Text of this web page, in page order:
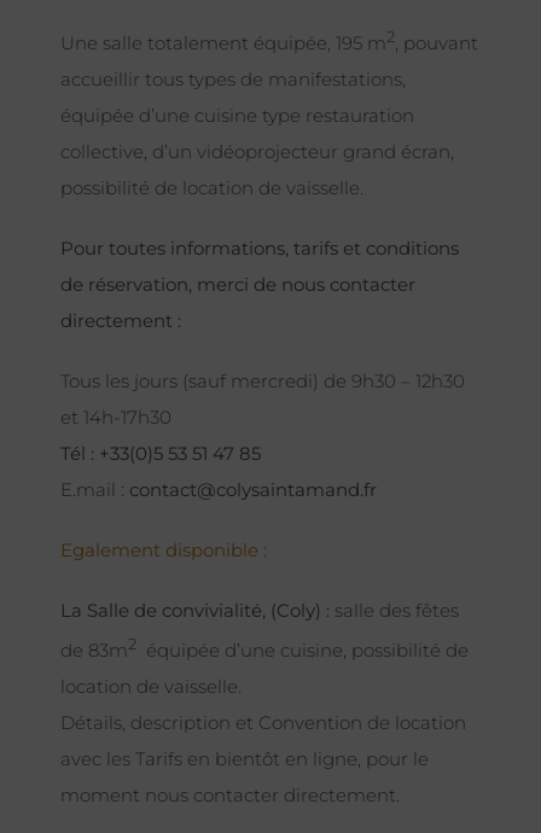
Une salle totalement équipée, 195 m2, pouvant
accueillir tous types de manifestations,
équipée d’une cuisine type restauration
collective, d’un vidéoprojecteur grand écran,
possibilité de location de vaisselle.
Pour toutes informations, tarifs et conditions
de réservation, merci de nous contacter
directement :
Tous les jours (sauf mercredi) de 9h30 – 12h30
et 14h-17h30
Tél : +33(0)5 53 51 47 85
E.mail : contact@colysaintamand.fr
Egalement disponible :
La Salle de convivialité, (Coly) : salle des fêtes
de 83m2 équipée d’une cuisine, possibilité de
location de vaisselle.
Détails, description et Convention de location
avec les Tarifs en bientôt en ligne, pour le
moment nous contacter directement.